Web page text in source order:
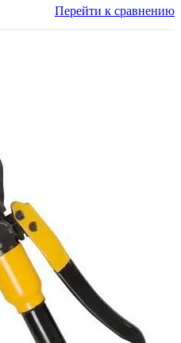
Перейти к сравнению